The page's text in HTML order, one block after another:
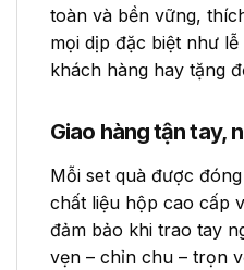
toàn và bền vững,
mọi dịp đặc biệt như
khách hàng hay tặng
Giao hàng tận tay,
Mỗi set quà được
chất liệu hộp cao cấp
đảm bảo khi trao tay
vẹn – chỉn chu – trọn